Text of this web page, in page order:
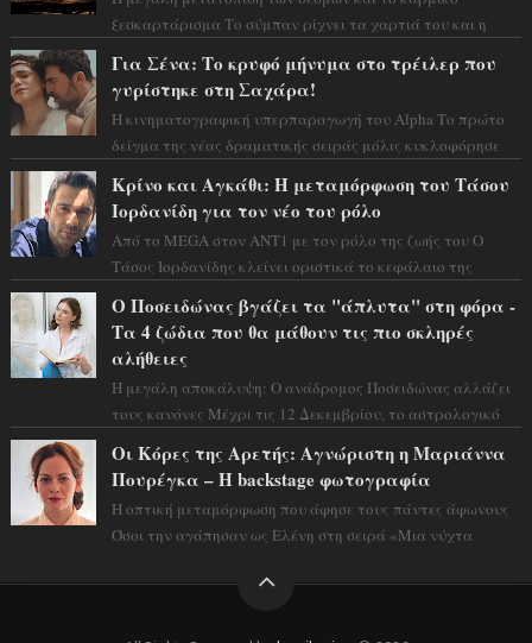
ξεσκαρτάρισμα Το σύμπαν ρίχνει τα χαρτιά του και η
Για Σένα: Το κρυφό μήνυμα στο τρέιλερ που
γυρίστηκε στη Σαχάρα!
Η κινηματογραφική υπερπαραγωγή του Alpha Το πρώτο
δείγμα της νέας δραματικής σειράς μόλις κυκλοφόρησε
Κρίνο και Αγκάθι: Η μεταμόρφωση του Τάσου
Ιορδανίδη για τον νέο του ρόλο
Από το MEGA στον ΑΝΤ1 με τον ρόλο της ζωής του Ο
Τάσος Ιορδανίδης κλείνει οριστικά το κεφάλαιο της
Ο Ποσειδώνας βγάζει τα "άπλυτα" στη φόρα -
Τα 4 ζώδια που θα μάθουν τις πιο σκληρές
αλήθειες
Η μεγάλη αποκάλυψη: Ο ανάδρομος Ποσειδώνας αλλάζει
τους κανόνες Μέχρι τις 12 Δεκεμβρίου, το αστρολογικό
Οι Κόρες της Αρετής: Αγνώριστη η Μαριάννα
Πουρέγκα – H backstage φωτογραφία
Η οπτική μεταμόρφωση που άφησε τους πάντες άφωνους
Όσοι την αγάπησαν ως Ελένη στη σειρά «Μια νύχτα